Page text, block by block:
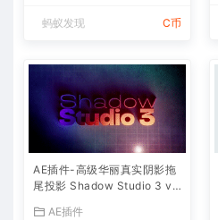
蚂蚁发现 C币
AE插件-高级华丽真实阴影拖
尾投影 Shadow Studio 3 v1.
AE插件